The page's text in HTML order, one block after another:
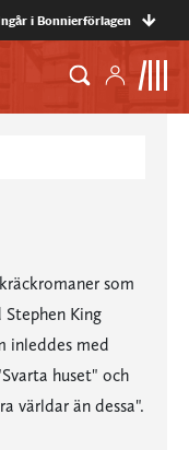
i Bonnierförlagen
som
Stephen King
inleddes med
huset" och
världar än dessa".